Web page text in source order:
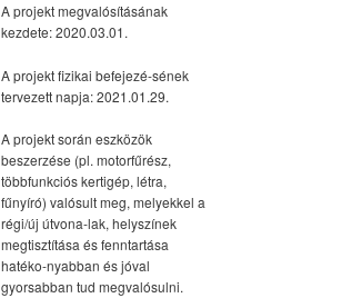
A projekt megvalósításának
kezdete: 2020.03.01.
A projekt fizikai befejezé-sének
tervezett napja: 2021.01.29.
A projekt során eszközök
beszerzése (pl. motorfűrész,
többfunkciós kertigép, létra,
fűnyíró) valósult meg, melyekkel a
régi/új útvona-lak, helyszínek
megtisztítása és fenntartása
hatéko-nyabban és jóval
gyorsabban tud megvalósulni.